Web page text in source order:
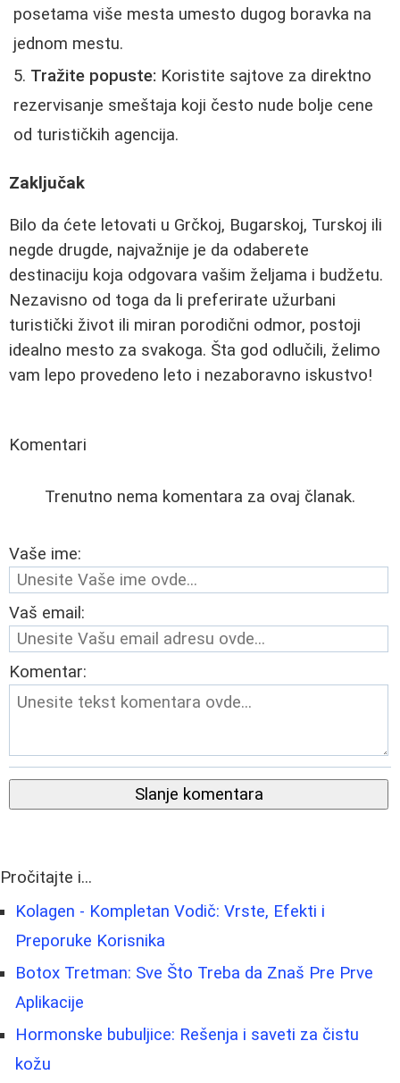
posetama više mesta umesto dugog boravka na
jednom mestu.
Tražite popuste: Koristite sajtove za direktno
rezervisanje smeštaja koji često nude bolje cene
od turističkih agencija.
Zaključak
Bilo da ćete letovati u Grčkoj, Bugarskoj, Turskoj ili
negde drugde, najvažnije je da odaberete
destinaciju koja odgovara vašim željama i budžetu.
Nezavisno od toga da li preferirate užurbani
turistički život ili miran porodični odmor, postoji
idealno mesto za svakoga. Šta god odlučili, želimo
vam lepo provedeno leto i nezaboravno iskustvo!
Komentari
Trenutno nema komentara za ovaj članak.
Vaše ime:
Vaš email:
Komentar:
Slanje komentara
Pročitajte i...
Kolagen - Kompletan Vodič: Vrste, Efekti i
Preporuke Korisnika
Botox Tretman: Sve Što Treba da Znaš Pre Prve
Aplikacije
Hormonske bubuljice: Rešenja i saveti za čistu
kožu